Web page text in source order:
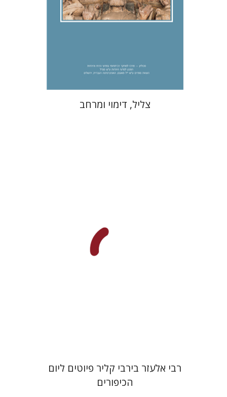
צליל, דימוי ומרחב
רבי אלעזר בירבי קליר פיוטים ליום
הכיפורים